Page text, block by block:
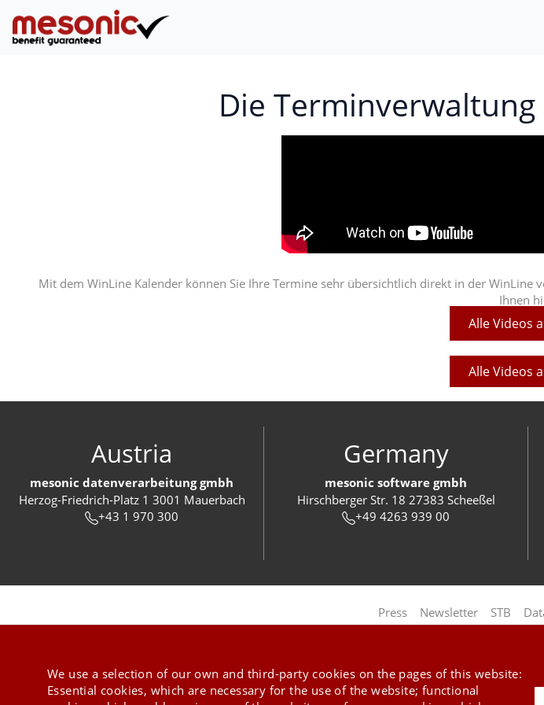
Die
Mit dem WinLine Kalender können Sie Ihre Termine sehr übersichtlich direkt in der
Ihnen
Alle Videos
Alle Videos
Austria
mesonic datenverarbeitung gmbh
Herzog-Friedrich-Platz 1 3001 Mauerbach
+43 1 970 300
Germany
mesonic software gmbh
Hirschberger Str. 18 27383 Scheeßel
+49 4263 939 00
Press Newsletter STB
We use a selection of our own and third-party cookies on the pages of this website:
Essential cookies, which are necessary for the use of the website; functional